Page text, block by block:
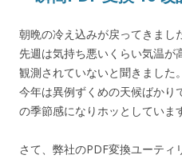
朝晩の冷え込みが戻ってきまし
先週は気持ち悪いくらい気温
観測されていないと聞きました。
今年は異例ずくめの天候ばかり
の季節感になりホッとしていま
さて、弊社のPDF変換ユーティ